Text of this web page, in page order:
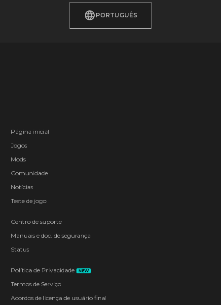
PORTUGUÊS
Página inicial
Jogos
Mods
Comunidade
Notícias
Teste de jogo
Centro de suporte
Manuais e doc. de segurança
Status
Política de Privacidade NEW
Termos de Serviço
Acordos de licença de usuário final